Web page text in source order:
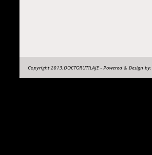
Copyright 2013.DOCTORUTILAJE - Powered & Design by: